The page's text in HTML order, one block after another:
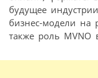
будущее
бизнес-модели на
также роль MVNO